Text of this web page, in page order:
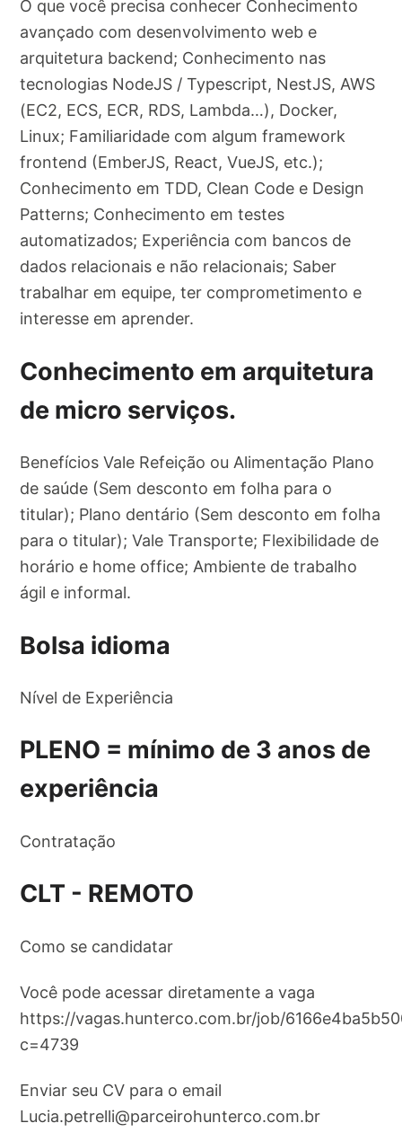
O que você precisa conhecer Conhecimento
avançado com desenvolvimento web e
arquitetura backend; Conhecimento nas
tecnologias NodeJS / Typescript, NestJS, AWS
(EC2, ECS, ECR, RDS, Lambda…), Docker,
Linux; Familiaridade com algum framework
frontend (EmberJS, React, VueJS, etc.);
Conhecimento em TDD, Clean Code e Design
Patterns; Conhecimento em testes
automatizados; Experiência com bancos de
dados relacionais e não relacionais; Saber
trabalhar em equipe, ter comprometimento e
interesse em aprender.
Conhecimento em arquitetura
de micro serviços.
Benefícios Vale Refeição ou Alimentação Plano
de saúde (Sem desconto em folha para o
titular); Plano dentário (Sem desconto em folha
para o titular); Vale Transporte; Flexibilidade de
horário e home office; Ambiente de trabalho
ágil e informal.
Bolsa idioma
Nível de Experiência
PLENO = mínimo de 3 anos de
experiência
Contratação
CLT - REMOTO
Como se candidatar
Você pode acessar diretamente a vaga
https://vagas.hunterco.com.br/job/
c=4739
Enviar seu CV para o email
Lucia.petrelli@parceirohunterco.com.br